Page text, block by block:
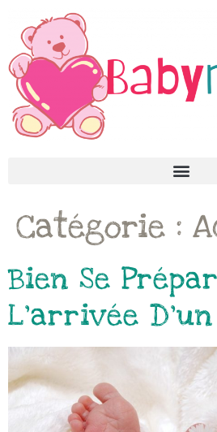
Catégorie :
Bien Se
L’arrivée